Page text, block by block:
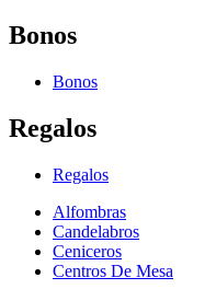
Bonos
Bonos
Regalos
Regalos
Alfombras
Candelabros
Ceniceros
Centros De Mesa